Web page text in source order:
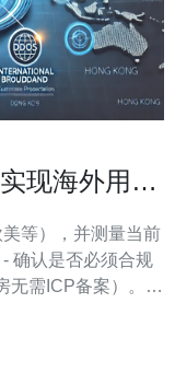
现海外用户
等），并测量当前
确认是否必须合规
无需ICP备案）。 -